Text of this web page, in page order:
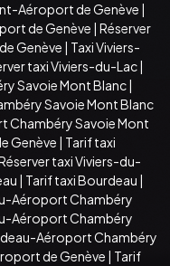
Aéroport de Genève |
de Genève | Réserver
Genève | Taxi Viviers-
taxi Viviers-du-Lac|
Savoie Mont Blanc|
Savoie Mont Blanc
Chambéry Savoie Mont
Genève | Tarif taxi
taxi Viviers-du-
| Tarif taxi Bourdeau |
Aéroport Chambéry
Aéroport Chambéry
Aéroport Chambéry
de Genève | Tarif